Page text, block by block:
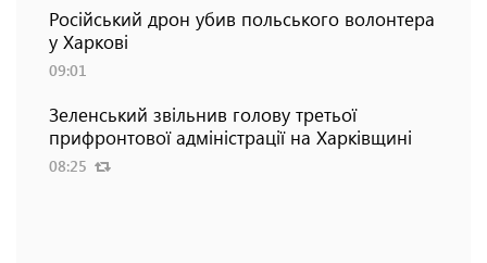
Російський дрон убив польського волонтера
у Харкові
09:01
Зеленський звільнив голову третьої
прифронтової адміністрації на Харківщині
08:25